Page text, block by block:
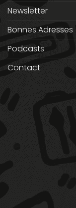
Newsletter
Bonnes Adresses
Podcasts
Contact